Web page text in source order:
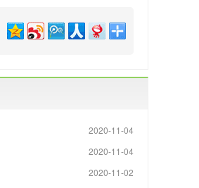
2020-11-04
2020-11-04
2020-11-02